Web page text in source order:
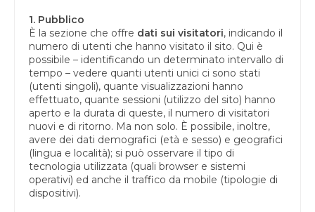
1. Pubblico
È la sezione che offre dati sui visitatori, indicando il
numero di utenti che hanno visitato il sito. Qui è
possibile – identificando un determinato intervallo di
tempo – vedere quanti utenti unici ci sono stati
(utenti singoli), quante visualizzazioni hanno
effettuato, quante sessioni (utilizzo del sito) hanno
aperto e la durata di queste, il numero di visitatori
nuovi e di ritorno. Ma non solo. È possibile, inoltre,
avere dei dati demografici (età e sesso) e geografici
(lingua e località); si può osservare il tipo di
tecnologia utilizzata (quali browser e sistemi
operativi) ed anche il traffico da mobile (tipologie di
dispositivi).